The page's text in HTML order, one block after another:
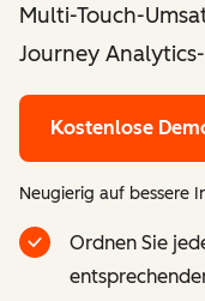
Multi-Touch-
Journey
Kostenlose
Neugierig auf bessere
Ordnen Sie